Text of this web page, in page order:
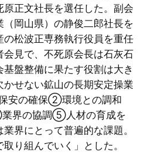
原正文社長を選任した。副会
（岡山県）の静俊二郎社長を
の松波正専務執行役員を重任
会見で、不死原会長は石灰石
盤整備に果たす役割は大き
かせない鉱山の長期安定操業
安の確保②環境との調和
界の協調⑤人材の育成を
界にとって普遍的な課題。
り組んでいく」とした。